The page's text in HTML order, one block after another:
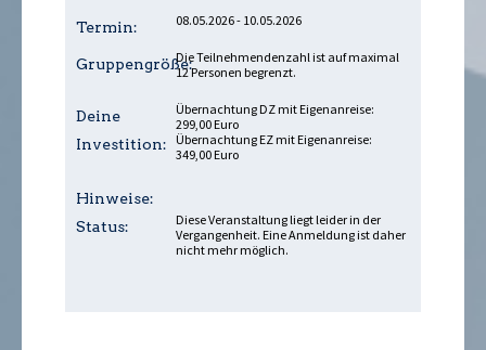
Termin: 08.05.2026 - 10.05.2026
Gruppengröße:Die Teilnehmendenzahl ist auf maximal
12 Personen begrenzt.
Deine
Investition:
Übernachtung DZ mit Eigenanreise:
299,00 Euro
Übernachtung EZ mit Eigenanreise:
349,00 Euro
Hinweise:
Status:
Diese Veranstaltung liegt leider in der
Vergangenheit. Eine Anmeldung ist daher
nicht mehr möglich.